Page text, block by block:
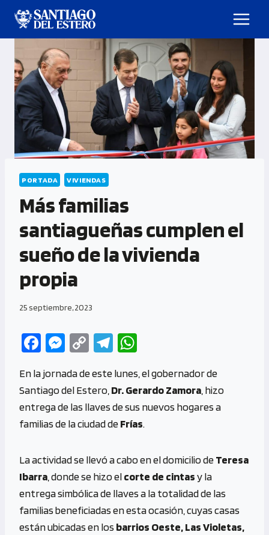
PORTADA VIVIENDAS
Más familias
santiagueñas cumplen el
sueño de la vivienda
propia
25 septiembre, 2023
Fa
b
o
o
M
se
n
g
C
py
Li
n
Te
gr
a
m
at
s
A
p
En la jornada de este lunes, el gobernador de
Santiago del Estero, Dr. Gerardo Zamora , hizo
entrega de las llaves de sus nuevos hogares a
familias de la ciudad deFrías.
La actividad se llevó a cabo en el domicilio deTeresa
Ibarra , donde se hizo elcorte de cintasy la
entrega simbólica de llaves a la totalidad de las
familias beneficiadas en esta ocasión, cuyas casas
están ubicadas en los barrios Oeste, Las Violetas,